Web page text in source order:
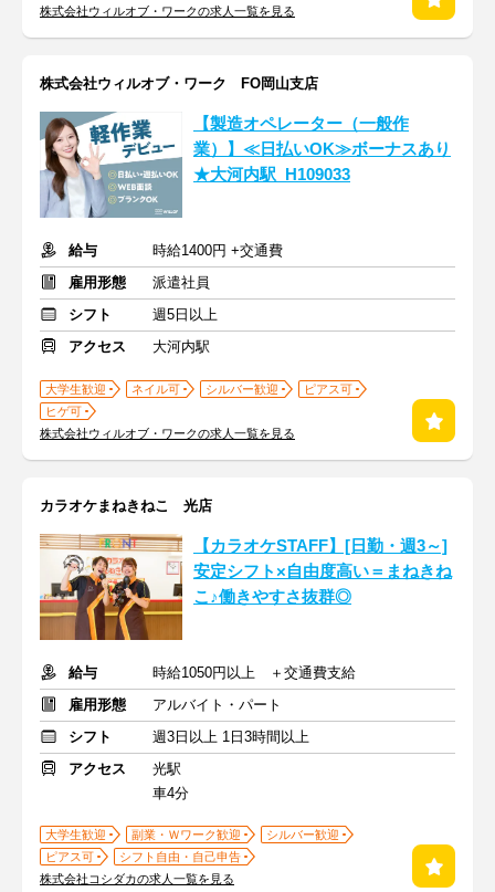
株式会社ウィルオブ・ワークの求人一覧を見る
株式会社ウィルオブ・ワーク FO岡山支店
【製造オペレーター（一般作
業）】≪日払いOK≫ボーナスあり
★大河内駅_H109033
給与
時給1400円 +交通費
雇用形態
派遣社員
シフト
週5日以上
アクセス
大河内駅
大学生歓迎 ネイル可 シルバー歓迎
ピアス可
ヒゲ可
株式会社ウィルオブ・ワークの求人一覧を見る
カラオケまねきねこ 光店
【カラオケSTAFF】[日勤・週3～]
安定シフト×自由度高い＝まねきね
こ♪働きやすさ抜群◎
給与
時給1050円以上 ＋交通費支給
雇用形態
アルバイト・パート
シフト
週3日以上 1日3時間以上
アクセス
光駅
車4分
大学生歓迎 副業・Ｗワーク歓迎
シルバー歓迎
ピアス可
シフト自由・自己申告
株式会社コシダカの求人一覧を見る